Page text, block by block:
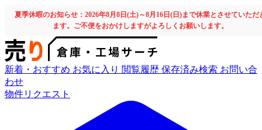
夏季休暇のお知らせ：2026年8月8日(土)～8月16日(日)まで休業とさせていただ
ます。ご不便をおかけしますがよろしくお願いします。
新着・おすすめ お気に入り 閲覧履歴 保存済み検索 お問い合
わせ
物件リクエスト